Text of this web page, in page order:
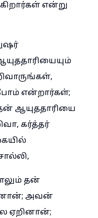
என்று
என்றார்கள்;
ஆயுததாரியை
கர்த்தர்
தன்
அவன்
ஏறினான்;